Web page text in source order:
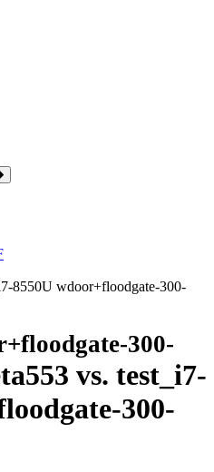
8550U wdoor+floodgate-300-
300-
vs. test_i7-
300-